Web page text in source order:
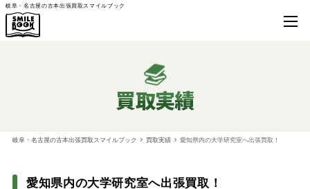
岐阜・名古屋の古本出張買取スマイルブック
買取実績
岐阜・名古屋の古本出張買取スマイルブック 買取実績 愛知県内の大学研究室へ出張買取！
愛知県内の大学研究室へ出張買取！